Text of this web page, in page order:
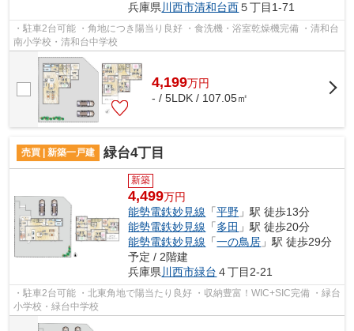
兵庫県川西市清和台西５丁目1-71
・駐車2台可能 ・角地につき陽当り良好 ・食洗機・浴室乾燥機完備 ・清和台
南小学校・清和台中学校
4,199万円
- / 5LDK / 107.05㎡
売買 | 新築一戸建 緑台4丁目
新築
4,499万円
能勢電鉄妙見線 「平野 」駅 徒歩13分
能勢電鉄妙見線 「多田 」駅 徒歩20分
能勢電鉄妙見線 「一の鳥居 」駅 徒歩29分
予定 / 2階建
兵庫県川西市緑台 ４丁目2-21
・駐車2台可能 ・北東角地で陽当たり良好 ・収納豊富！WIC+SIC完備 ・緑台
小学校・緑台中学校